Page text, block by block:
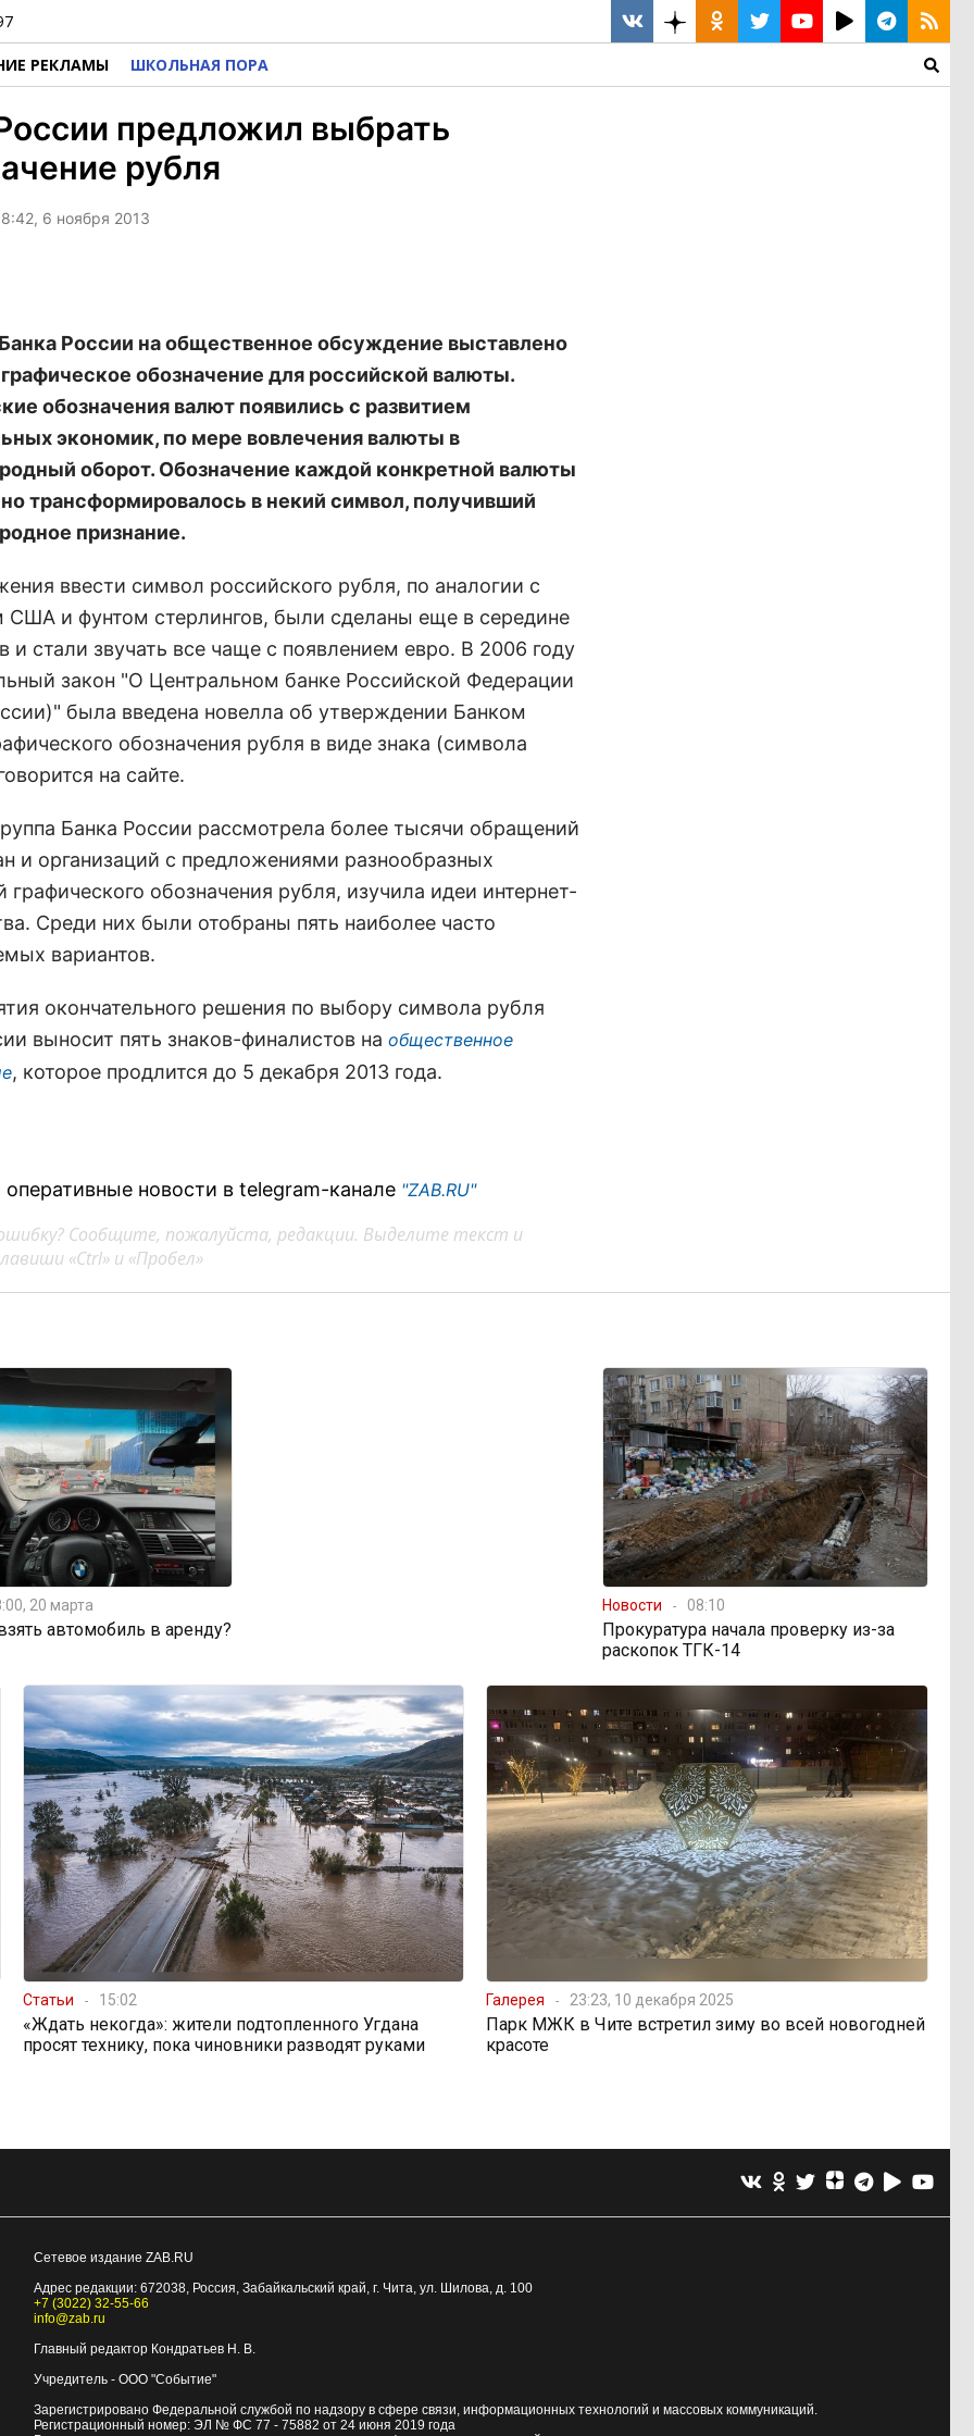
РЕКЛАМЫ ШКОЛЬНАЯ ПОРА
предложил выбрать
рубля
6 ноября 2013
России на общественное обсуждение выставлено
обозначение для российской валюты.
обозначения валют появились с развитием
экономик, по мере вовлечения валюты в
оборот. Обозначение каждой конкретной валюты
трансформировалось в некий символ, получивший
признание.
ввести символ российского рубля, по аналогии с
США и фунтом стерлингов, были сделаны еще в середине
и стали звучать все чаще с появлением евро. В 2006 году
закон "О Центральном банке Российской Федерации
была введена новелла об утверждении Банком
обозначения рубля в виде знака (символа
на сайте.
Банка России рассмотрела более тысячи обращений
и организаций с предложениями разнообразных
графического обозначения рубля, изучила идеи интернет-
Среди них были отобраны пять наиболее часто
вариантов.
окончательного решения по выбору символа рубля
выносит пять знаков-финалистов на общественное
, которое продлится до 5 декабря 2013 года.
новости в telegram-канале "ZAB.RU"
Сообщите, пожалуйста, редакции. Выделите текст и
«Ctrl» и «Пробел»
20 марта
автомобиль в аренду?
Новости 08:10
Прокуратура начала проверку из-за
раскопок ТГК-14
Статьи 15:02
«Ждать некогда»: жители подтопленного Угдана
просят технику, пока чиновники разводят руками
Галерея 23:23, 10 декабря 2025
Парк МЖК в Чите встретил зиму во всей новогодней
красоте
Сетевое издание ZAB.RU
Адрес редакции: 672038, Россия, Забайкальский край, г. Чита, ул. Шилова, д. 100
+7 (3022) 32-55-66
info@zab.ru
Главный редактор Кондратьев Н. В.
Учредитель - ООО "Событие"
Зарегистрировано Федеральной службой по надзору в сфере связи, информационных технологий и массовых коммуникаций.
Регистрационный номер: ЭЛ № ФС 77 - 75882 от 24 июня 2019 года